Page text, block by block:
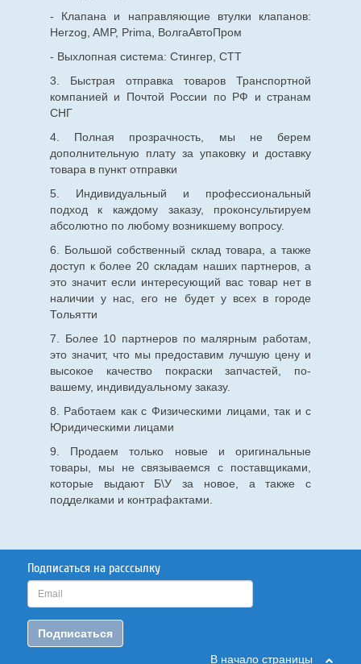
- Клапана и направляющие втулки клапанов:
Herzog, AMP, Prima, ВолгаАвтоПром
- Выхлопная система: Стингер, СТТ
3. Быстрая отправка товаров Транспортной
компанией и Почтой России по РФ и странам
СНГ
4. Полная прозрачность, мы не берем
дополнительную плату за упаковку и доставку
товара в пункт отправки
5. Индивидуальный и профессиональный
подход к каждому заказу, проконсультируем
абсолютно по любому возникшему вопросу.
6. Большой собственный склад товара, а также
доступ к более 20 складам наших партнеров, а
это значит если интересующий вас товар нет в
наличии у нас, его не будет у всех в городе
Тольятти
7. Более 10 партнеров по малярным работам,
это значит, что мы предоставим лучшую цену и
высокое качество покраски запчастей, по-
вашему, индивидуальному заказу.
8. Работаем как с Физическими лицами, так и с
Юридическими лицами
9. Продаем только новые и оригинальные
товары, мы не связываемся с поставщиками,
которые выдают Б\У за новое, а также с
подделками и контрафактами.
Подписаться на расссылку
Подписаться
В начало страницы